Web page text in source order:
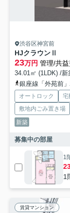
渋谷区神宮前
HJクラウンⅡ
23万円 管理/共
34.01㎡ (1LDK) /新
銀座線「外苑前
オートロック 宅
敷地内ごみ置き場
新築
募集中の部屋
1
1
賃貸マンション